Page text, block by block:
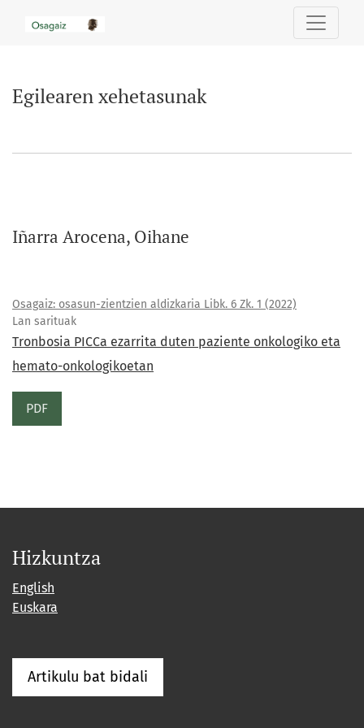
Egilearen xehetasunak
Iñarra Arocena, Oihane
Osagaiz: osasun-zientzien aldizkaria Libk. 6 Zk. 1 (2022)
Lan sarituak
Tronbosia PICCa ezarrita duten paziente onkologiko eta
hemato-onkologikoetan
PDF
Hizkuntza
English
Euskara
Artikulu bat bidali